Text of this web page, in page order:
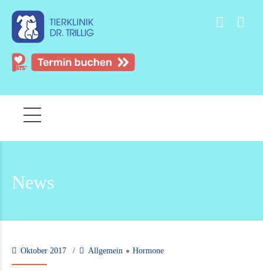
News
Oktober 2017 Allgemein Hormone